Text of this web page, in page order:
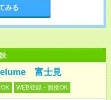
みる
富士見
WEB登録・面接OK